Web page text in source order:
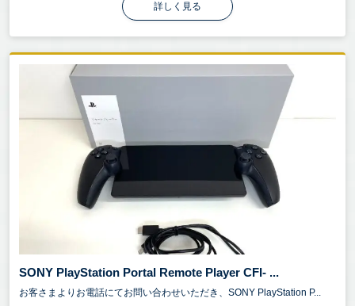
詳しく見る
SONY PlayStation Portal Remote Player CFI- ...
お客さまよりお電話にてお問い合わせいただき、SONY PlayStation P...